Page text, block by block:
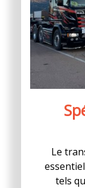
Le
tels